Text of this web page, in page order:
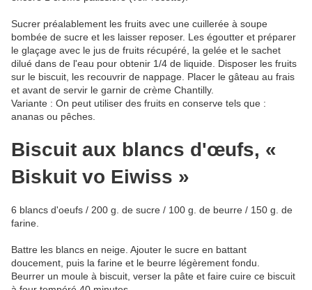
Sucrer préalablement les fruits avec une cuillerée à soupe
bombée de sucre et les laisser reposer. Les égoutter et préparer
le glaçage avec le jus de fruits récupéré, la gelée et le sachet
dilué dans de l'eau pour obtenir 1/4 de liquide. Disposer les fruits
sur le biscuit, les recouvrir de nappage. Placer le gâteau au frais
et avant de servir le garnir de crème Chantilly.
Variante : On peut utiliser des fruits en conserve tels que :
ananas ou pêches.
Biscuit aux blancs d'œufs, «
Biskuit vo Eiwiss »
6 blancs d'oeufs / 200 g. de sucre / 100 g. de beurre / 150 g. de
farine.
Battre les blancs en neige. Ajouter le sucre en battant
doucement, puis la farine et le beurre légèrement fondu.
Beurrer un moule à biscuit, verser la pâte et faire cuire ce biscuit